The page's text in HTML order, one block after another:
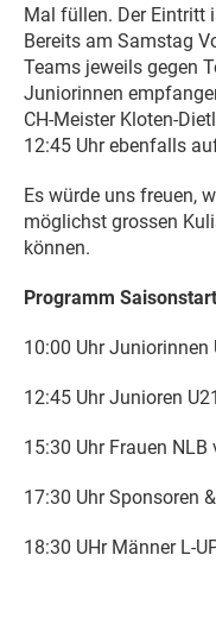
Mal füllen. Der Eintritt
Bereits am Samstag
Teams jeweils gegen
Juniorinnen
CH-Meister Kloten-
12:45 Uhr ebenfalls
Es würde uns freuen,
möglichst grossen
können.
Programm
10:00 Uhr
12:45 Uhr Junioren
15:30 Uhr Frauen
17:30 Uhr Sponsoren
18:30 UHr Männer L-